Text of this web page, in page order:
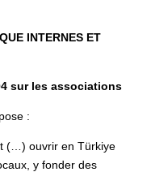
INTERNES ET
sur les associations
:
(…) ouvrir en Türkiye
y fonder des